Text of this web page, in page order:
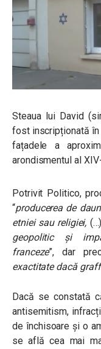
Steaua lui David
fost inscripționată în
fațadele a
arondismentul al
Potrivit Politico,
“producerea de
etniei sau religiei, (…)
geopolitic și
franceze”, dar
exactitate dacă
Dacă se constată
antisemitism,
de închisoare și o
se află cea mai